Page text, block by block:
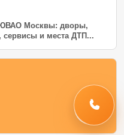
ЮВАО Москвы: дворы,
и места ДТП...
→